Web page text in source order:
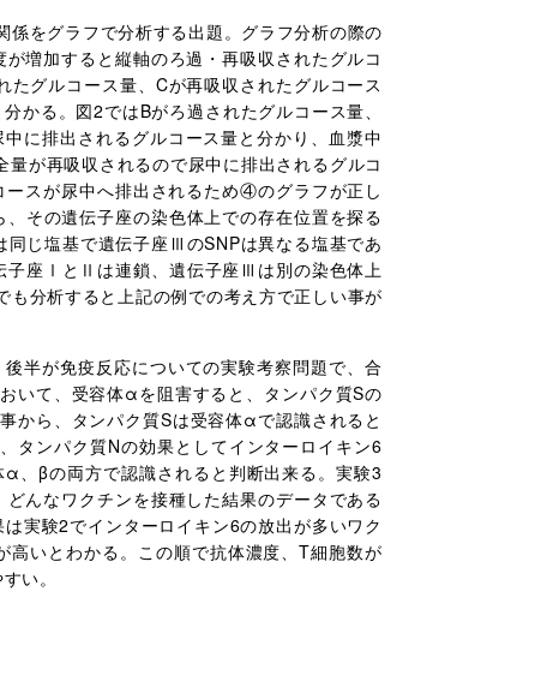
をグラフで分析する出題。グラフ分析の際の
増加すると縦軸のろ過・再吸収されたグルコ
グルコース量、Cが再吸収されたグルコース
かる。図2ではBがろ過されたグルコース量、
に排出されるグルコース量と分かり、血漿中
が再吸収されるので尿中に排出されるグルコ
スが尿中へ排出されるため④のグラフが正し
その遺伝子座の染色体上での存在位置を探る
じ塩基で遺伝子座ⅢのSNPは異なる塩基であ
子座ⅠとⅡは連鎖、遺伝子座Ⅲは別の染色体上
分析すると上記の例での考え方で正しい事が
半が免疫反応についての実験考察問題で、合
いて、受容体αを阻害すると、タンパク質Sの
から、タンパク質Sは受容体αで認識されると
タンパク質Nの効果としてインターロイキン6
、βの両方で認識されると判断出来る。実験3
んなワクチンを接種した結果のデータである
実験2でインターロイキン6の放出が多いワク
いとわかる。この順で抗体濃度、T細胞数が
い。